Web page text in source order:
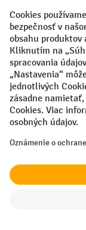
Faktúra
Sociálne siete
Facebook
YouTube
LinkedIn
Nastavenia
All prices excl. VAT
if not stated